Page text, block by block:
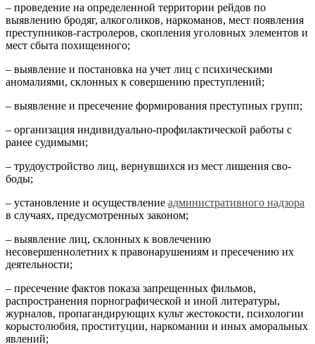
– проведение на определенной территории рейдов по
выявлению бродяг, алкоголиков, наркоманов, мест появления
преступников-гастролеров, скопления уголовных элементов и
мест сбыта похищенного;
– выявление и постановка на учет лиц с психическими
аномалиями, склонных к совершению преступлений;
– выявление и пресечение формирования преступных групп;
– организация индивидуально-профилактической работы с
ранее судимыми;
– трудоустройство лиц, вернувшихся из мест лишения сво-
боды;
– установление и осуществление административного надзора
в случаях, предусмотренных законом;
– выявление лиц, склонных к вовлечению
несовершеннолетних к правонарушениям и пресечению их
деятельности;
– пресечение фактов показа запрещенных фильмов,
распространения порнографической и иной литературы,
журналов, пропагандирующих культ жестокости, психологии
корыстолюбия, проституции, наркомании и иных аморальных
явлений;